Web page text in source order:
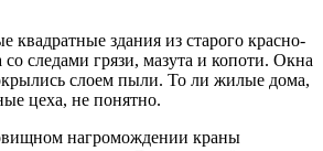
квадратные здания из старого красно-
следами грязи, мазута и копоти. Окна
слоем пыли. То ли жилые дома,
цеха, не понятно.
нагромождении краны